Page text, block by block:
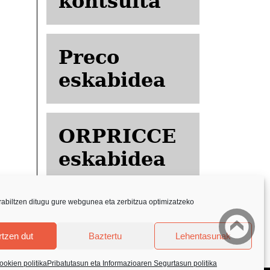
ditugu gure webgunea eta zerbitzua optimizatzeko
dut Baztertu Lehentasunak
politikaPribatutasun eta Informazioaren Segurtasun politika
Preco
eskabidea
ORPRICCE
eskabidea